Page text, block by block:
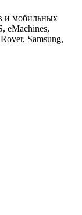
и мобильных
eMachines,
Samsung,